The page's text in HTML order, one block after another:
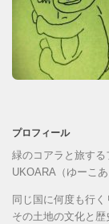
プロフィール
緑のコアラと旅する
UKOARA（ゆーこ
同じ国に何度も行
その土地の文化と歴